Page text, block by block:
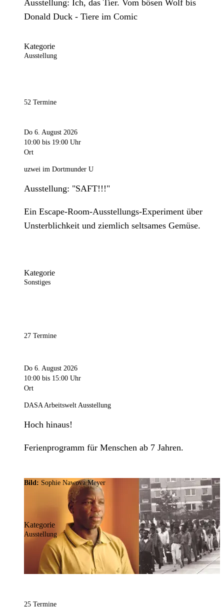
Ausstellung: Ich, das Tier. Vom bösen Wolf bis
Donald Duck - Tiere im Comic
Kategorie
Ausstellung
52 Termine
Do 6. August 2026
10:00 bis 19:00 Uhr
Ort
uzwei im Dortmunder U
Ausstellung: "SAFT!!!"
Ein Escape-Room-Ausstellungs-Experiment über
Unsterblichkeit und ziemlich seltsames Gemüse.
Kategorie
Sonstiges
27 Termine
Do 6. August 2026
10:00 bis 15:00 Uhr
Ort
DASA Arbeitswelt Ausstellung
Hoch hinaus!
Ferienprogramm für Menschen ab 7 Jahren.
Bild: Sophie Nawova Meyer
Kategorie
Ausstellung
25 Termine